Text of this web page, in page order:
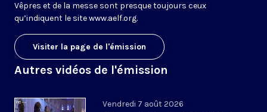
Vêpres et de la messe sont presque toujours ceux
qu’indiquent le sitewww.aelf.org.
Visiter la page de l'émission
Autres vidéos de l'émission
Vendredi 7 août 2026